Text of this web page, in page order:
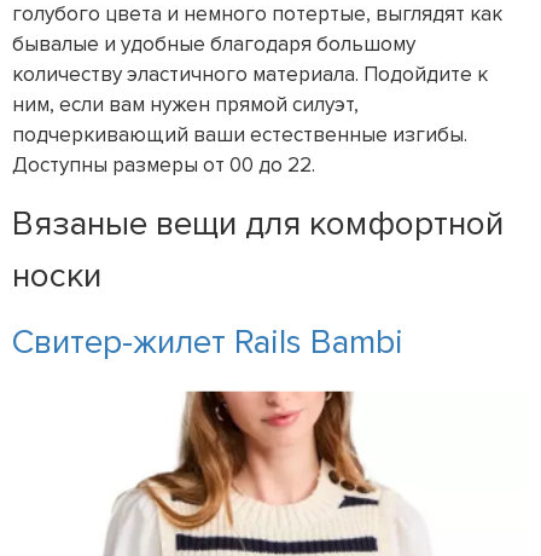
голубого цвета и немного потертые, выглядят как
бывалые и удобные благодаря большому
количеству эластичного материала. Подойдите к
ним, если вам нужен прямой силуэт,
подчеркивающий ваши естественные изгибы.
Доступны размеры от 00 до 22.
Вязаные вещи для комфортной
носки
Свитер-жилет Rails Bambi